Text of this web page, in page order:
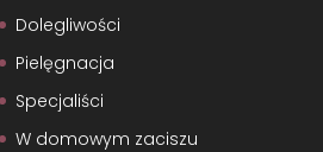
Dolegliwości
Pielęgnacja
Specjaliści
W domowym zaciszu